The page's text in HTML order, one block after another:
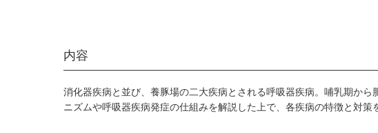
内容
消化器疾病と並び、養豚場の二大疾病とされる呼吸器疾病。哺乳期か
ニズムや呼吸器疾病発症の仕組みを解説した上で、各疾病の特徴と対